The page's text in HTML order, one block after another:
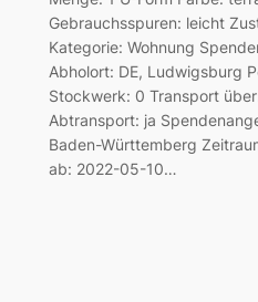
Gebrauchsspuren: leicht
Kategorie: Wohnung
Abholort: DE, Ludwigsburg
Stockwerk: 0 Transport
Abtransport: ja
Baden-Württemberg
ab: 2022-05-10…